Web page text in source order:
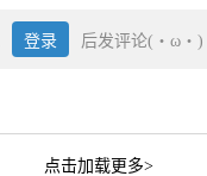
登录 后发评论(・ω・)
点击加载更多>